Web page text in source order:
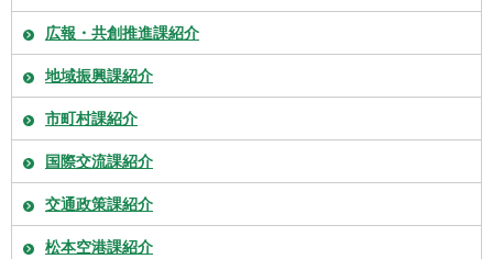
広報・共創推進課紹介
地域振興課紹介
市町村課紹介
国際交流課紹介
交通政策課紹介
松本空港課紹介